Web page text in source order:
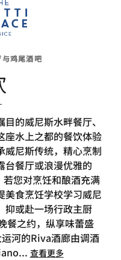
鸡尾酒吧
的威尼斯水畔餐厅、
座水上之都的餐饮体验
威尼斯传统，精心烹制
台餐厅或浪漫优雅的
您对烹饪和酿酒充满
美食烹饪学校学习威尼
抑或赴一场行政主厨
餐之约，纵享味蕾盛
河的Riva酒廊由调酒
... 查看更多